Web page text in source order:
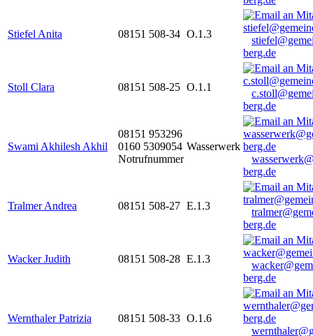
Stiefel Anita 08151 508-34 O.1.3
berg.de
Stoll Clara 08151 508-25 O.1.1
berg.de
Swami Akhilesh Akhil
08151 953296
0160 5309054
Notrufnummer
Wasserwerk
berg.de
Tralmer Andrea 08151 508-27 E.1.3
berg.de
Wacker Judith 08151 508-28 E.1.3
berg.de
Wernthaler Patrizia 08151 508-33 O.1.6